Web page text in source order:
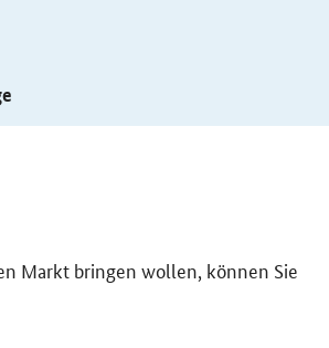
Markt bringen wollen, können Sie